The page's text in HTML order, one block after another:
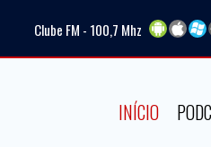
Clube FM - 100,7 Mhz
INÍCIO